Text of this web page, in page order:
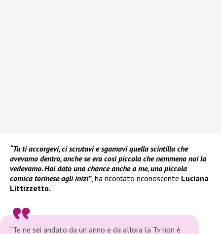
“Tu ti accorgevi, ci scrutavi e sgamavi quella scintilla che
avevamo dentro, anche se era così piccola che nemmeno noi la
vedevamo. Hai dato una chance anche a me, una piccola
comica torinese agli inizi”, ha ricordato riconoscente Luciana
Littizzetto.
“Te ne sei andato da un anno e da allora la Tv non è